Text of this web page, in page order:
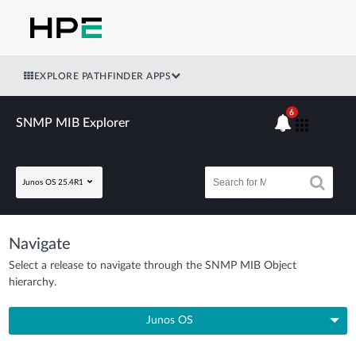
EXPLORE PATHFINDER APPS
SNMP MIB Explorer
Junos OS 25.4R1
6
Navigate
Select a release to navigate through the SNMP MIB Object
hierarchy.
Junos OS